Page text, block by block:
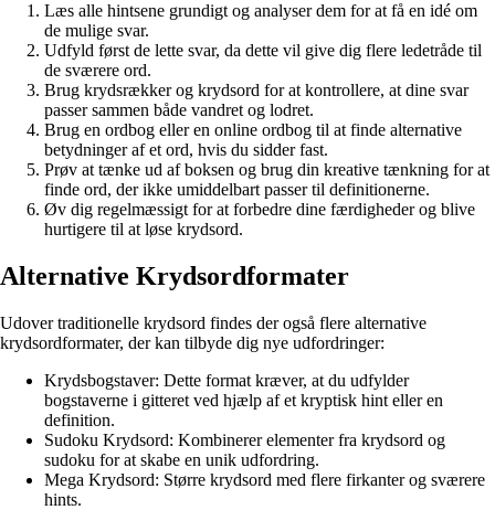
Læs alle hintsene grundigt og analyser dem for at få en idé om
de mulige svar.
Udfyld først de lette svar, da dette vil give dig flere ledetråde til
de sværere ord.
Brug krydsrækker og krydsord for at kontrollere, at dine svar
passer sammen både vandret og lodret.
Brug en ordbog eller en online ordbog til at finde alternative
betydninger af et ord, hvis du sidder fast.
Prøv at tænke ud af boksen og brug din kreative tænkning for at
finde ord, der ikke umiddelbart passer til definitionerne.
Øv dig regelmæssigt for at forbedre dine færdigheder og blive
hurtigere til at løse krydsord.
Alternative Krydsordformater
Udover traditionelle krydsord findes der også flere alternative
krydsordformater, der kan tilbyde dig nye udfordringer:
Krydsbogstaver: Dette format kræver, at du udfylder
bogstaverne i gitteret ved hjælp af et kryptisk hint eller en
definition.
Sudoku Krydsord: Kombinerer elementer fra krydsord og
sudoku for at skabe en unik udfordring.
Mega Krydsord: Større krydsord med flere firkanter og sværere
hints.